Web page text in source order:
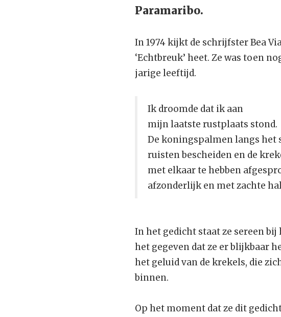
Paramaribo.
In 1974 kijkt de schrijfster Bea
‘Echtbreuk’ heet. Ze was toen
jarige leeftijd.
Ik droomde dat ik aan
mijn laatste rustplaats stond.
De koningspalmen langs het
ruisten bescheiden en de
met elkaar te hebben
afzonderlijk en met zachte
In het gedicht staat ze sereen
het gegeven dat ze er blijkbaar
het geluid van de krekels, die
binnen.
Op het moment dat ze dit